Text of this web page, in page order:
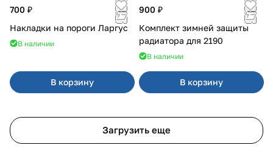
700 ₽
Накладки на пороги Ларгус
В наличии
В корзину
900 ₽
Комплект зимней защиты
радиатора для 2190
В наличии
В корзину
Загрузить еще